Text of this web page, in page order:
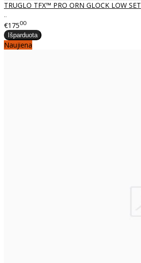
TRUGLO TFX™ PRO ORN GLOCK LOW SET
..
€17500
Naujiena